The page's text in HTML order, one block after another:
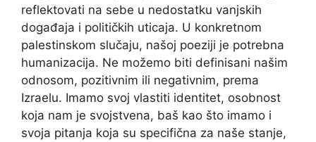
reflektovati na sebe u nedostatku vanjskih
događaja i političkih uticaja. U konkretnom
palestinskom slučaju, našoj poeziji je potrebna
humanizacija. Ne možemo biti definisani našim
odnosom, pozitivnim ili negativnim, prema
Izraelu. Imamo svoj vlastiti identitet, osobnost
koja nam je svojstvena, baš kao što imamo i
svoja pitanja koja su specifična za naše stanje,